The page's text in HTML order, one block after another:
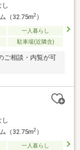
し
（32.75m2）
一人暮らし
駐車場(近隣含)
ご相談・内覧が可
し
（32.75m2）
一人暮らし